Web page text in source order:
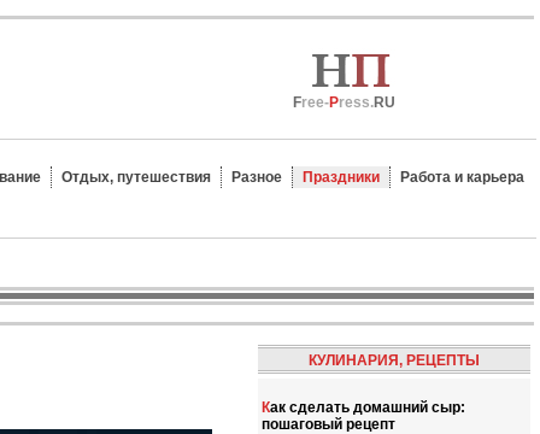
Free-Press.RU
Отдых, путешествия Разное Праздники Работа и карьера
КУЛИНАРИЯ, РЕЦЕПТЫ
Как сделать домашний сыр:
пошаговый рецепт